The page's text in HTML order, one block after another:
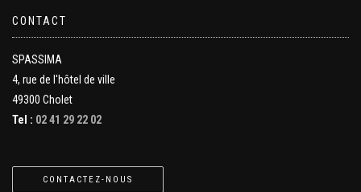
CONTACT
SPASSIMA
4, rue de l'hôtel de ville
49300 Cholet
Tel : 02 41 29 22 02
CONTACTEZ-NOUS